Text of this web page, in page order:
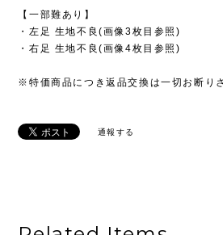
【一部難あり】
・左足 生地不良(画像3枚目参照)
・右足 生地不良(画像4枚目参照)
※特価商品につき返品交換は一切お断り
通報する